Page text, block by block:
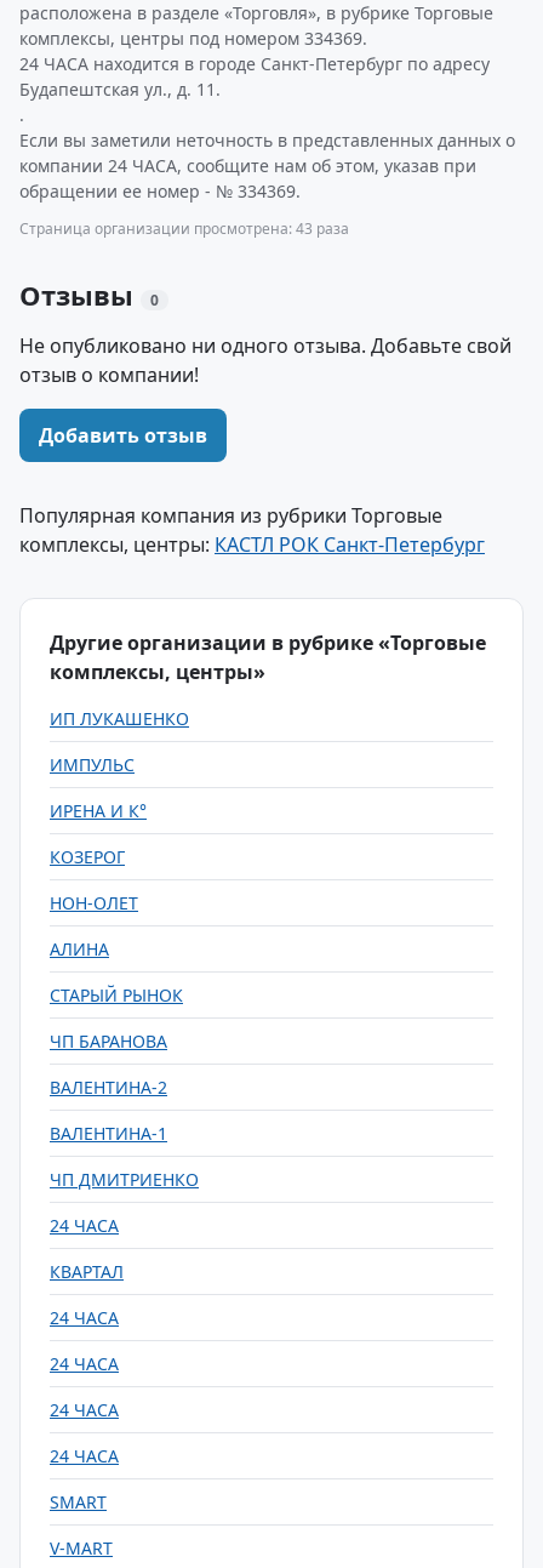
расположена в разделе «Торговля», в рубрике Торговые
комплексы, центры под номером 334369.
24 ЧАСА находится в городе Санкт-Петербург по адресу
Будапештская ул., д. 11.
.
Если вы заметили неточность в представленных данных о
компании 24 ЧАСА, сообщите нам об этом, указав при
обращении ее номер - № 334369.
Страница организации просмотрена: 43 раза
Отзывы 0
Не опубликовано ни одного отзыва. Добавьте свой
отзыв о компании!
Добавить отзыв
Популярная компания из рубрики Торговые
комплексы, центры: КАСТЛ РОК Санкт-Петербург
Другие организации в рубрике «Торговые
комплексы, центры»
ИП ЛУКАШЕНКО
ИМПУЛЬС
ИРЕНА И К°
КОЗЕРОГ
НОН-ОЛЕТ
АЛИНА
СТАРЫЙ РЫНОК
ЧП БАРАНОВА
ВАЛЕНТИНА-2
ВАЛЕНТИНА-1
ЧП ДМИТРИЕНКО
24 ЧАСА
КВАРТАЛ
24 ЧАСА
24 ЧАСА
24 ЧАСА
24 ЧАСА
SMART
V-MART